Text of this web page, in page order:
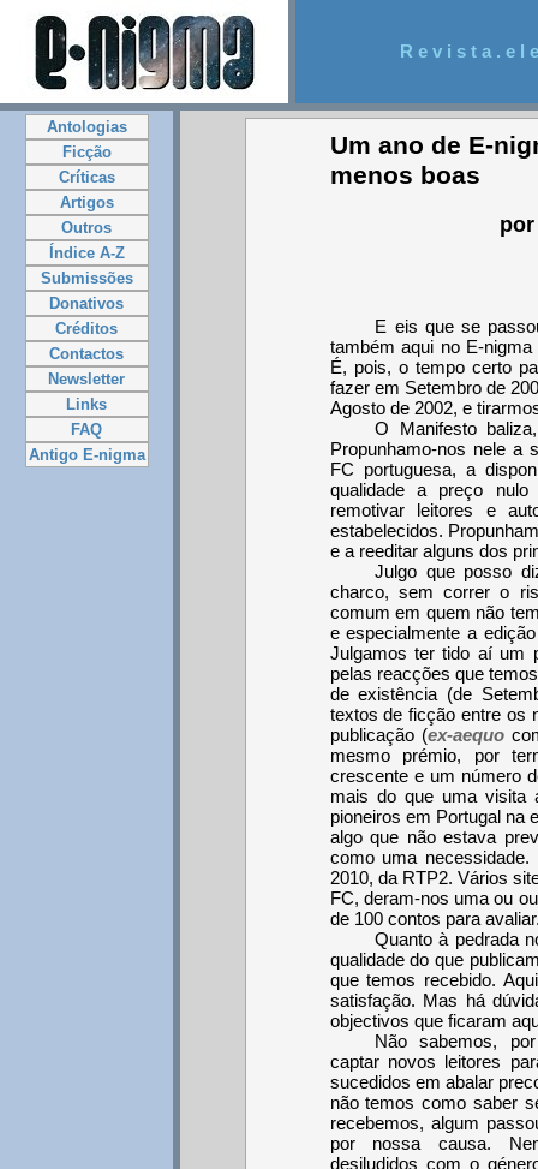
R e v i s t a . e l
Antologias
Ficção
Críticas
Artigos
Outros
Índice A-Z
Submissões
Donativos
Créditos
Contactos
Newsletter
Links
FAQ
Antigo E-nigma
Um ano de E-
menos boas
E eis que se
também aqui no E-
É, pois, o tempo certo
fazer em Setembro de
Agosto de 2002, e
O Manifesto
Propunhamo-nos nele a
FC portuguesa, a
qualidade a preço
remotivar leitores e
estabelecidos.
e a reeditar alguns dos
Julgo que posso
charco, sem correr o
comum em quem não
e especialmente a
Julgamos ter tido aí um
pelas reacções que
de existência (de
textos de ficção entre os
publicação (ex-aequo
mesmo prémio, por
crescente e um número
mais do que uma visita
pioneiros em Portugal na
algo que não estava
como uma
2010, da RTP2. Vários
FC, deram-nos uma ou
de 100 contos para
Quanto à pedrada
qualidade do que
que temos recebido.
satisfação. Mas há
objectivos que ficaram
Não sabemos,
captar novos leitores
sucedidos em abalar
não temos como saber
recebemos, algum
por nossa causa.
desiludidos com o